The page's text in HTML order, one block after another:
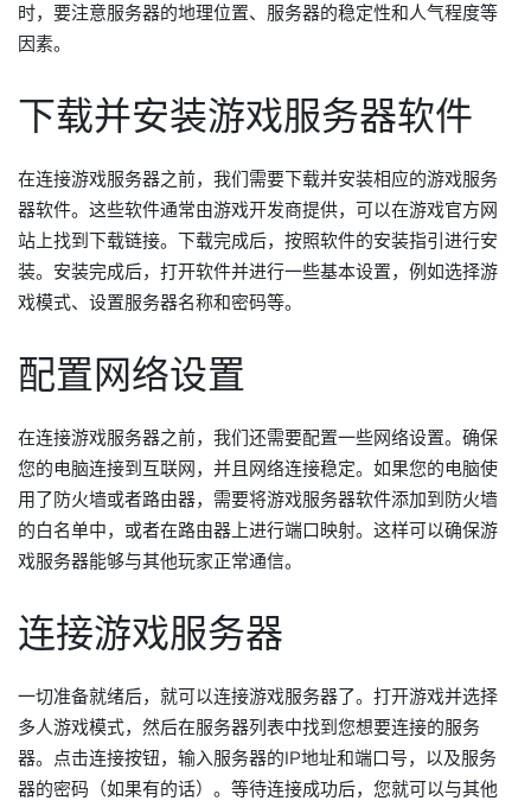
时，要注意服务器的地理位置、服务器的稳定性和人气程度等
因素。
下载并安装游戏服务器软件
在连接游戏服务器之前，我们需要下载并安装相应的游戏服务
器软件。这些软件通常由游戏开发商提供，可以在游戏官方网
站上找到下载链接。下载完成后，按照软件的安装指引进行安
装。安装完成后，打开软件并进行一些基本设置，例如选择游
戏模式、设置服务器名称和密码等。
配置网络设置
在连接游戏服务器之前，我们还需要配置一些网络设置。确保
您的电脑连接到互联网，并且网络连接稳定。如果您的电脑使
用了防火墙或者路由器，需要将游戏服务器软件添加到防火墙
的白名单中，或者在路由器上进行端口映射。这样可以确保游
戏服务器能够与其他玩家正常通信。
连接游戏服务器
一切准备就绪后，就可以连接游戏服务器了。打开游戏并选择
多人游戏模式，然后在服务器列表中找到您想要连接的服务
器。点击连接按钮，输入服务器的IP地址和端口号，以及服务
器的密码（如果有的话）。等待连接成功后，您就可以与其他